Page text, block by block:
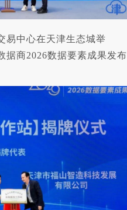
易中心在天津生态城举
据商2026数据要素成果发布